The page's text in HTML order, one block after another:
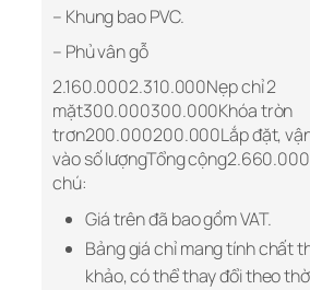
– Khung bao PVC.
– Phủ vân gỗ
2.160.0002.310.000Nẹp chỉ 2
mặt300.000300.000Khóa tròn
trơn200.000200.000Lắp đặt,
vào số lượngTổng
chú:
Giá trên đã bao gồm VAT.
Bảng giá chỉ mang tính chất
khảo, có thể thay đổi theo